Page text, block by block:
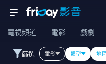
電視頻道 電影 戲劇
篩選 電影 類型 地區